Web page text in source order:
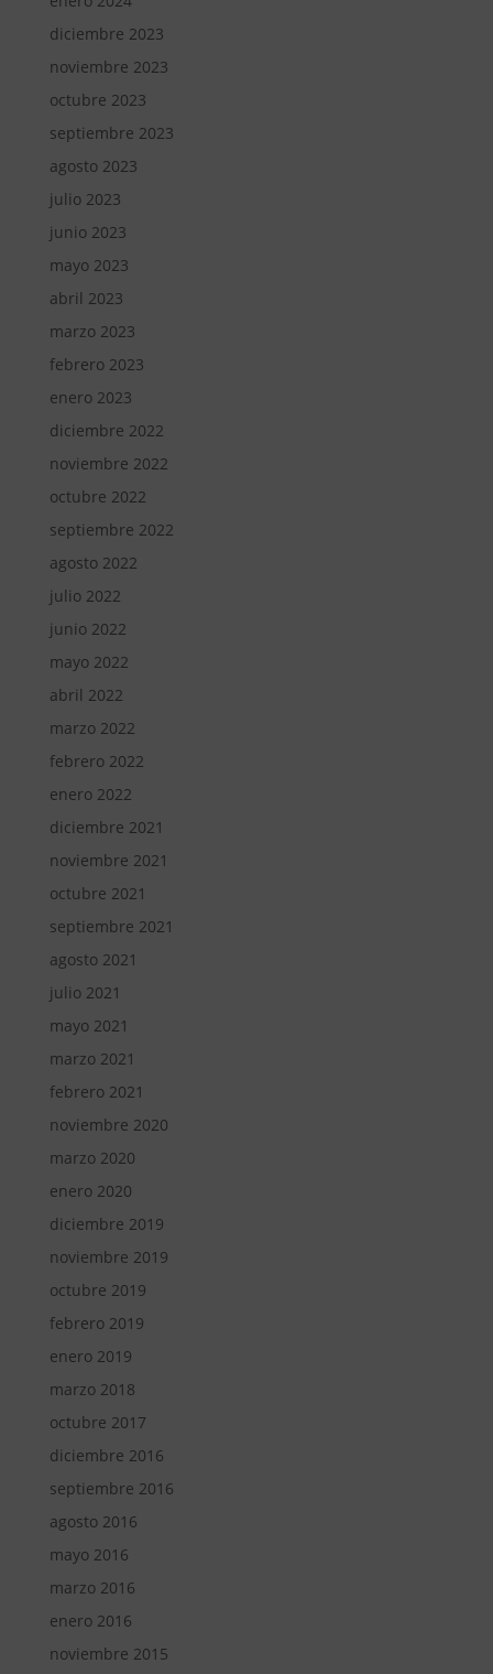
diciembre 2023
noviembre 2023
octubre 2023
septiembre 2023
agosto 2023
julio 2023
junio 2023
mayo 2023
abril 2023
marzo 2023
febrero 2023
enero 2023
diciembre 2022
noviembre 2022
octubre 2022
septiembre 2022
agosto 2022
julio 2022
junio 2022
mayo 2022
abril 2022
marzo 2022
febrero 2022
enero 2022
diciembre 2021
noviembre 2021
octubre 2021
septiembre 2021
agosto 2021
julio 2021
mayo 2021
marzo 2021
febrero 2021
noviembre 2020
marzo 2020
enero 2020
diciembre 2019
noviembre 2019
octubre 2019
febrero 2019
enero 2019
marzo 2018
octubre 2017
diciembre 2016
septiembre 2016
agosto 2016
mayo 2016
marzo 2016
enero 2016
noviembre 2015